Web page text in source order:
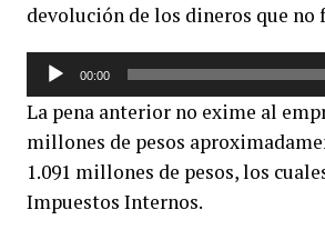
devolución de los dineros que
Reproductor
audio
00:00
La pena anterior no exime al
millones de pesos
1.091 millones de pesos, los
Impuestos Internos.